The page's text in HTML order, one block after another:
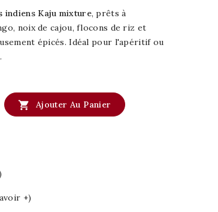
indiens Kaju mixture, prêts à
noix de cajou, flocons de riz et
épicés. Idéal pour l'apéritif ou
 Ajouter Au Panier
+)